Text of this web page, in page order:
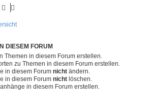
DIESEM FORUM
Themen in diesem Forum erstellen.
zu Themen in diesem Forum erstellen.
in diesem Forum nicht ändern.
in diesem Forum nicht löschen.
in diesem Forum erstellen.